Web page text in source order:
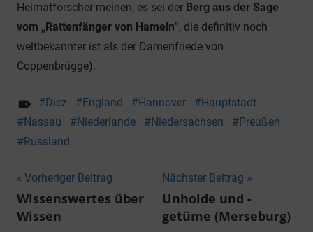
Heimatforscher meinen, es sei der Berg aus der Sage
vom „Rattenfänger von Hameln“, die definitiv noch
weltbekannter ist als der Damenfriede von
Coppenbrügge).
Diez England Hannover
Hauptstadt
Nassau
Niederlande Niedersachsen
Preußen
Russland
Beitragsnavigation
Vorheriger Beitrag
Wissenswertes über
Wissen
Nächster Beitrag
Unholde und -
getüme (Merseburg)